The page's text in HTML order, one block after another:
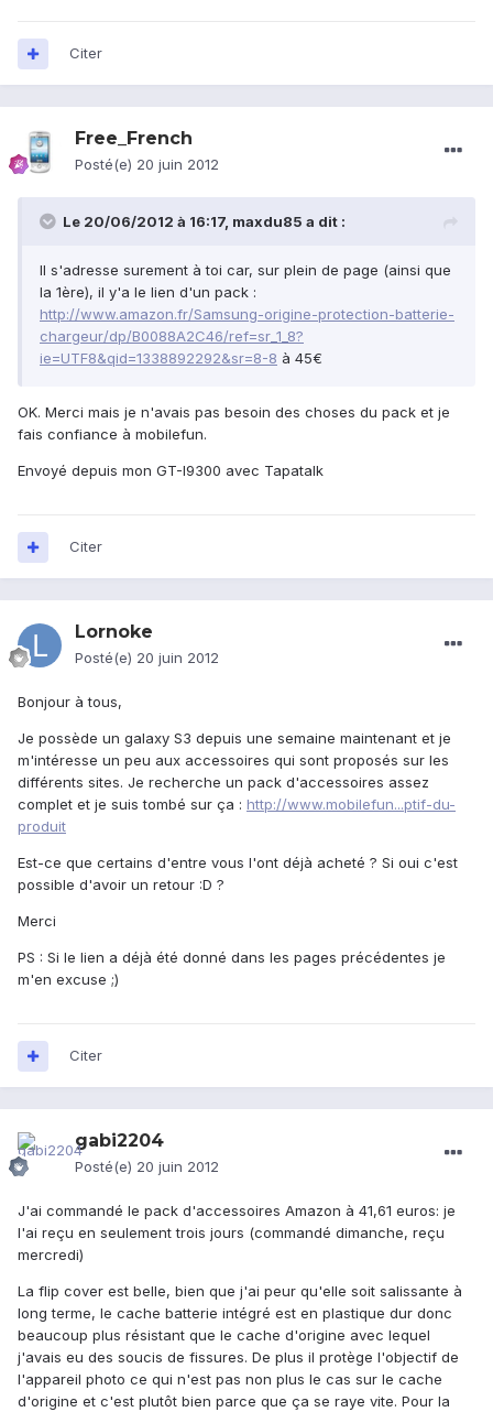
Citer
Free_French
Posté(e) 20 juin 2012
Le 20/06/2012 à 16:17, maxdu85 a dit :
Il s'adresse surement à toi car, sur plein de page (ainsi que
la 1ère), il y'a le lien d'un pack :
http://www.amazon.fr/Samsung-origine-protection-batterie-
chargeur/dp/B0088A2C46/ref=sr_1_8?
ie=UTF8&qid=1338892292&sr=8-8 à 45€
OK. Merci mais je n'avais pas besoin des choses du pack et je
fais confiance à mobilefun.
Envoyé depuis mon GT-I9300 avec Tapatalk
Citer
Lornoke
Posté(e) 20 juin 2012
Bonjour à tous,
Je possède un galaxy S3 depuis une semaine maintenant et je
m'intéresse un peu aux accessoires qui sont proposés sur les
différents sites. Je recherche un pack d'accessoires assez
complet et je suis tombé sur ça : http://www.mobilefun...ptif-du-
produit
Est-ce que certains d'entre vous l'ont déjà acheté ? Si oui c'est
possible d'avoir un retour :D ?
Merci
PS : Si le lien a déjà été donné dans les pages précédentes je
m'en excuse ;)
Citer
gabi2204
Posté(e) 20 juin 2012
J'ai commandé le pack d'accessoires Amazon à 41,61 euros: je
l'ai reçu en seulement trois jours (commandé dimanche, reçu
mercredi)
La flip cover est belle, bien que j'ai peur qu'elle soit salissante à
long terme, le cache batterie intégré est en plastique dur donc
beaucoup plus résistant que le cache d'origine avec lequel
j'avais eu des soucis de fissures. De plus il protège l'objectif de
l'appareil photo ce qui n'est pas non plus le cas sur le cache
d'origine et c'est plutôt bien parce que ça se raye vite. Pour la